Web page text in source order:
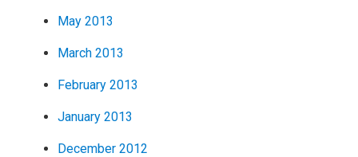
May 2013
March 2013
February 2013
January 2013
December 2012